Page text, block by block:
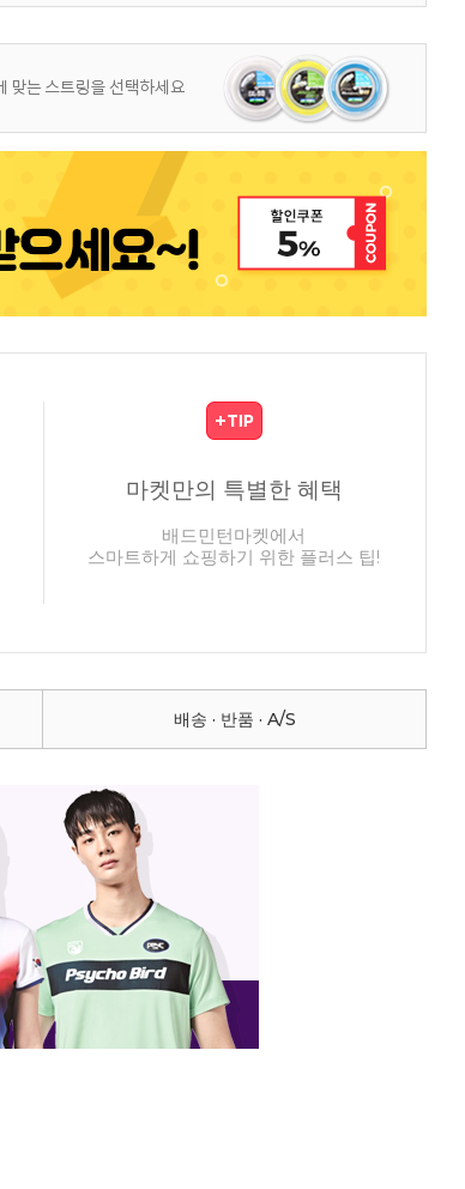
마켓만의 특별한 혜택
배드민턴마켓에서
스마트하게 쇼핑하기 위한 플러스 팁!
배송 · 반품 · A/S